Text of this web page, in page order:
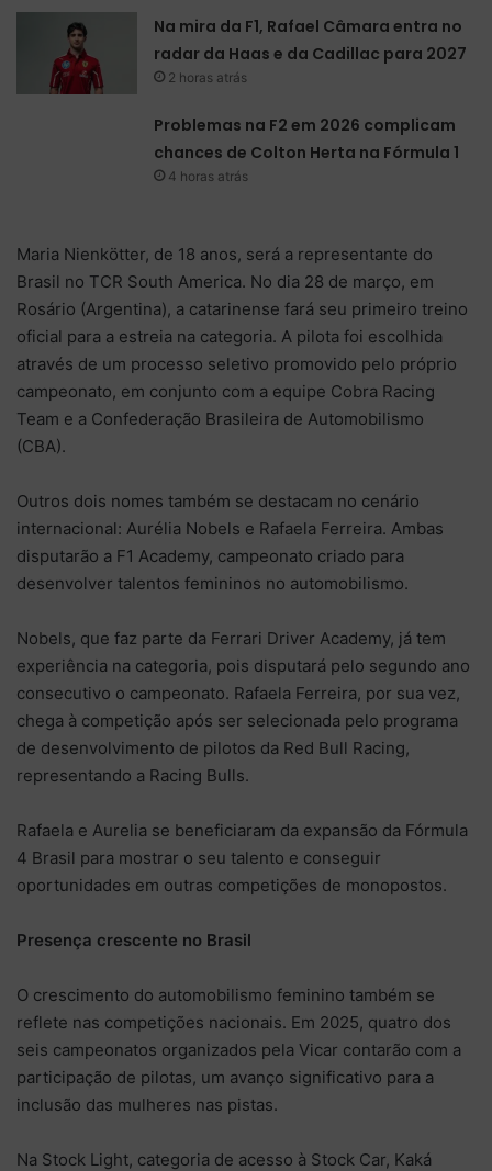
Na mira da F1, Rafael Câmara entra no
radar da Haas e da Cadillac para 2027
2 horas atrás
Problemas na F2 em 2026 complicam
chances de Colton Herta na Fórmula 1
4 horas atrás
Maria Nienkötter, de 18 anos, será a representante do
Brasil no TCR South America. No dia 28 de março, em
Rosário (Argentina), a catarinense fará seu primeiro treino
oficial para a estreia na categoria. A pilota foi escolhida
através de um processo seletivo promovido pelo próprio
campeonato, em conjunto com a equipe Cobra Racing
Team e a Confederação Brasileira de Automobilismo
(CBA).
Outros dois nomes também se destacam no cenário
internacional: Aurélia Nobels e Rafaela Ferreira. Ambas
disputarão a F1 Academy, campeonato criado para
desenvolver talentos femininos no automobilismo.
Nobels, que faz parte da Ferrari Driver Academy, já tem
experiência na categoria, pois disputará pelo segundo ano
consecutivo o campeonato. Rafaela Ferreira, por sua vez,
chega à competição após ser selecionada pelo programa
de desenvolvimento de pilotos da Red Bull Racing,
representando a Racing Bulls.
Rafaela e Aurelia se beneficiaram da expansão da Fórmula
4 Brasil para mostrar o seu talento e conseguir
oportunidades em outras competições de monopostos.
Presença crescente no Brasil
O crescimento do automobilismo feminino também se
reflete nas competições nacionais. Em 2025, quatro dos
seis campeonatos organizados pela Vicar contarão com a
participação de pilotas, um avanço significativo para a
inclusão das mulheres nas pistas.
Na Stock Light, categoria de acesso à Stock Car, Kaká